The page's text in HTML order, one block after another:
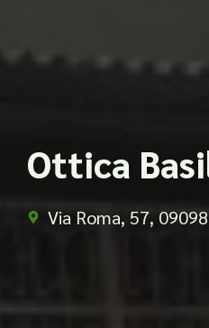
Ottica
Via Roma, 57,